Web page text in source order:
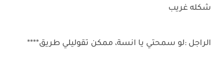
شكله غريب
الراجل :لو سمحتي يا انسة، ممكن تقوليلي طريق****